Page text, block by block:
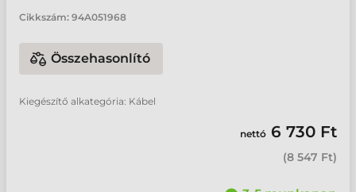
Cikkszám: 94A051968
Összehasonlító
Kiegészítő alkategória: Kábel
nettó 6 730 Ft
(8 547 Ft)